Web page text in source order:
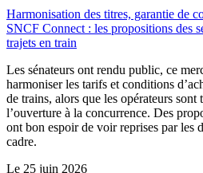
Harmonisation des titres, garantie de
SNCF Connect : les propositions des
trajets en train
Les sénateurs ont rendu public, ce
harmoniser les tarifs et conditions
de trains, alors que les opérateurs
l’ouverture à la concurrence. Des
ont bon espoir de voir reprises par les
cadre.
Le 25 juin 2026